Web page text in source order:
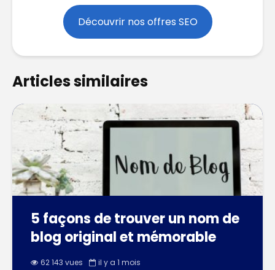
Découvrir nos offres SEO
Articles similaires
5 façons de trouver un nom de
blog original et mémorable
62 143 vues il y a 1 mois